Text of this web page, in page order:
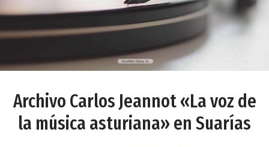
Archivo Carlos Jeannot «La voz de
la música asturiana» en Suarías